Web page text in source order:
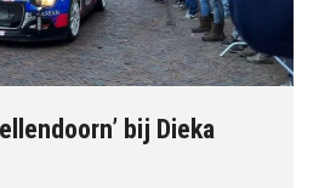
bij Dieka